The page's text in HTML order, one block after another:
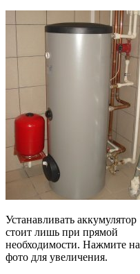
Устанавливать аккумулятор
стоит лишь при прямой
необходимости. Нажмите на
фото для увеличения.